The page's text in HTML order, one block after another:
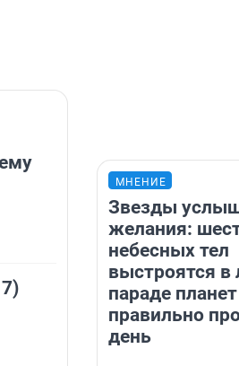
МНЕНИЕ
Звезды
желания:
небесных тел
выстроятся в
параде
правильно
день